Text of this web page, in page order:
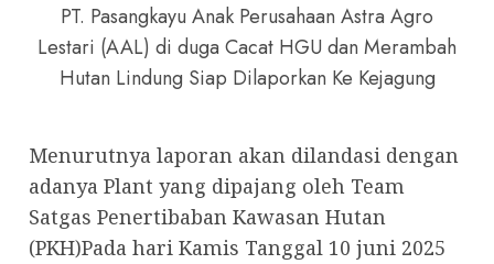
PT. Pasangkayu Anak Perusahaan Astra Agro
Lestari (AAL) di duga Cacat HGU dan Merambah
Hutan Lindung Siap Dilaporkan Ke Kejagung
Menurutnya laporan akan dilandasi dengan
adanya Plant yang dipajang oleh Team
Satgas Penertibaban Kawasan Hutan
(PKH)Pada hari Kamis Tanggal 10 juni 2025